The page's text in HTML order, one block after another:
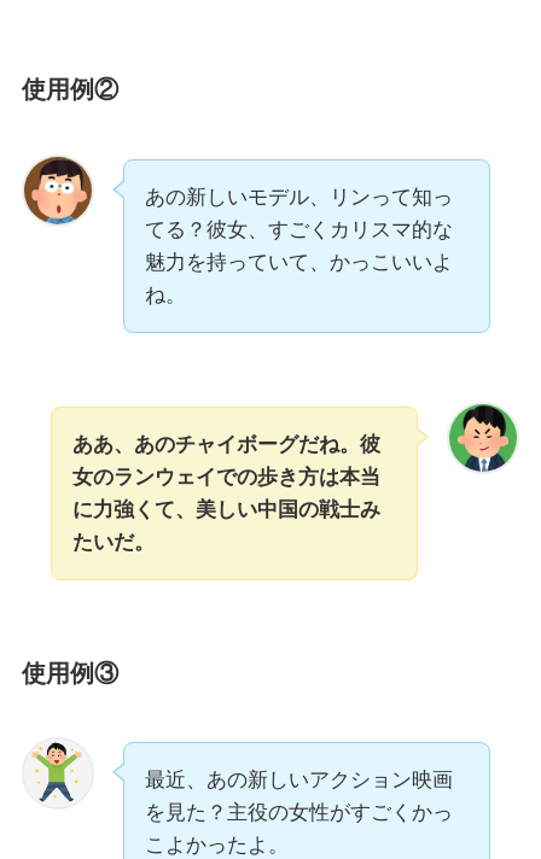
使用例②
あの新しいモデル、リンって知っ
てる？彼女、すごくカリスマ的な
魅力を持っていて、かっこいいよ
ね。
ああ、あのチャイボーグだね。彼
女のランウェイでの歩き方は本当
に力強くて、美しい中国の戦士み
たいだ。
使用例③
最近、あの新しいアクション映画
を見た？主役の女性がすごくかっ
こよかったよ。